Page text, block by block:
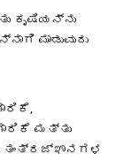
ಕೃಷಿಯನ್ನು
ಮಾಡುವುದು
ಮತ್ತು
ತಂತ್ರಜ್ಞಾನಗಳ